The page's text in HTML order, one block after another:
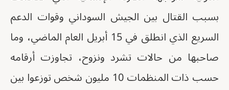
بسبب القتال بين الجيش السوداني وقوات الدعم
السريع الذي انطلق في 15 أبريل العام الماضي، وما
صاحبها من حالات تشرد ونزوح، تجاوزت أرقامه
حسب ذات المنظمات 10 مليون شخص توزعوا بين